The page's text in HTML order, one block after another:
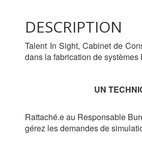
DESCRIPTION
Talent In Sight, Cabinet de
dans la fabrication de
UN
Rattaché.e au Responsable
gérez les demandes de